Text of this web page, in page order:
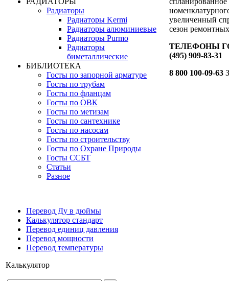
Радиаторы
Радиаторы Kermi
Радиаторы алюминиевые
Радиаторы Purmo
Радиаторы
биметаллические
БИБЛИОТЕКА
Госты по запорной арматуре
Госты по трубам
Госты по фланцам
Госты по ОВК
Госты по метизам
Госты по сантехнике
Госты по насосам
Госты по строительству
Госты по Охране Природы
Госты ССБТ
Статьи
Разное
Перевод Ду в дюймы
Калькулятор стандарт
Перевод единиц давления
Перевод мощности
Перевод температуры
Калькулятор
увеличенный
сезон
ТЕЛЕФОНЫ
(495) 909-83-31
8 800 100-09-63